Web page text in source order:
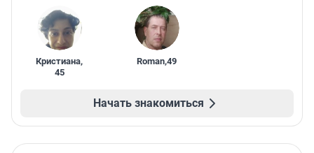
Кристиана,
45
Roman,49
Начать знакомиться